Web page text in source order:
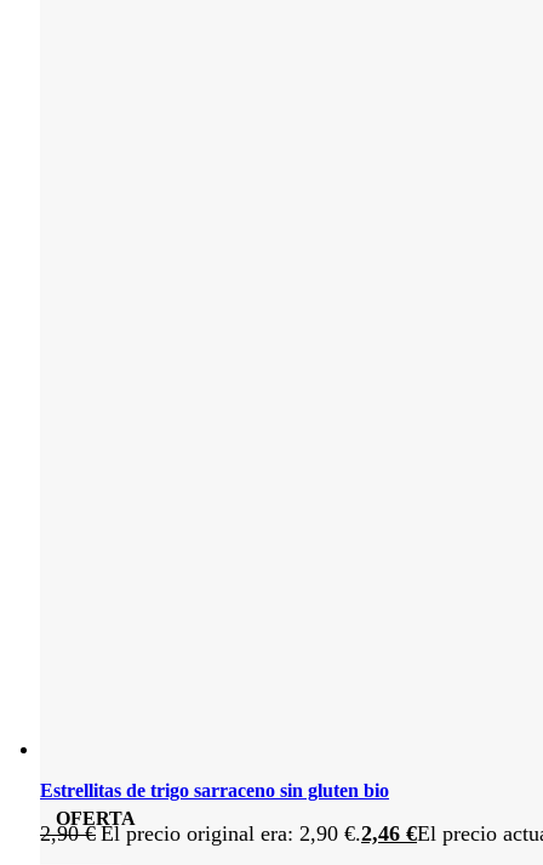
OFERTA
Estrellitas de trigo sarraceno sin gluten bio
2,90€ El precio original era: 2,90 €.2,46 €El precio